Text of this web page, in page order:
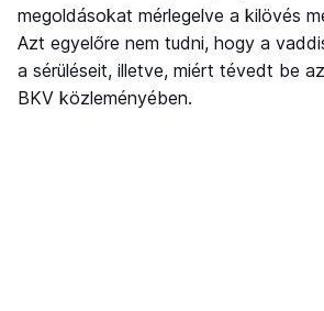
megoldásokat mérlegelve a kilövés
Azt egyelőre nem tudni, hogy a
a sérüléseit, illetve, miért tévedt be
BKV közleményében.